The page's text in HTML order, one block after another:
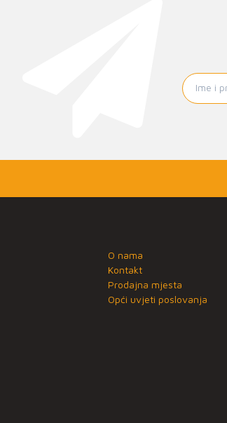
O nama
Kontakt
Prodajna mjesta
Opći uvjeti poslovanja